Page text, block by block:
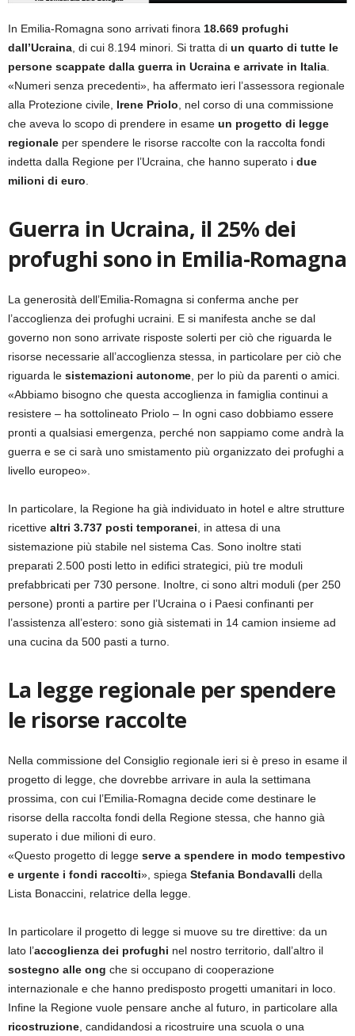
In Emilia-Romagna sono arrivati finora 18.669 profughi
dall’Ucraina, di cui 8.194 minori. Si tratta di un quarto di tutte le
persone scappate dalla guerra in Ucraina e arrivate in Italia.
«Numeri senza precedenti», ha affermato ieri l’assessora regionale
alla Protezione civile, Irene Priolo, nel corso di una commissione
che aveva lo scopo di prendere in esame un progetto di legge
regionale per spendere le risorse raccolte con la raccolta fondi
indetta dalla Regione per l’Ucraina, che hanno superato i due
milioni di euro.
Guerra in Ucraina, il 25% dei
profughi sono in Emilia-Romagna
La generosità dell’Emilia-Romagna si conferma anche per
l’accoglienza dei profughi ucraini. E si manifesta anche se dal
governo non sono arrivate risposte solerti per ciò che riguarda le
risorse necessarie all’accoglienza stessa, in particolare per ciò che
riguarda le sistemazioni autonome, per lo più da parenti o amici.
«Abbiamo bisogno che questa accoglienza in famiglia continui a
resistere – ha sottolineato Priolo – In ogni caso dobbiamo essere
pronti a qualsiasi emergenza, perché non sappiamo come andrà la
guerra e se ci sarà uno smistamento più organizzato dei profughi a
livello europeo».
In particolare, la Regione ha già individuato in hotel e altre strutture
ricettive altri 3.737 posti temporanei, in attesa di una
sistemazione più stabile nel sistema Cas. Sono inoltre stati
preparati 2.500 posti letto in edifici strategici, più tre moduli
prefabbricati per 730 persone. Inoltre, ci sono altri moduli (per 250
persone) pronti a partire per l’Ucraina o i Paesi confinanti per
l’assistenza all’estero: sono già sistemati in 14 camion insieme ad
una cucina da 500 pasti a turno.
La legge regionale per spendere
le risorse raccolte
Nella commissione del Consiglio regionale ieri si è preso in esame il
progetto di legge, che dovrebbe arrivare in aula la settimana
prossima, con cui l’Emilia-Romagna decide come destinare le
risorse della raccolta fondi della Regione stessa, che hanno già
superato i due milioni di euro.
«Questo progetto di legge serve a spendere in modo tempestivo
e urgente i fondi raccolti», spiega Stefania Bondavalli della
Lista Bonaccini, relatrice della legge.
In particolare il progetto di legge si muove su tre direttive: da un
lato l’accoglienza dei profughi nel nostro territorio, dall’altro il
sostegno alle ong che si occupano di cooperazione
internazionale e che hanno predisposto progetti umanitari in loco.
Infine la Regione vuole pensare anche al futuro, in particolare alla
ricostruzione, candidandosi a ricostruire una scuola o una